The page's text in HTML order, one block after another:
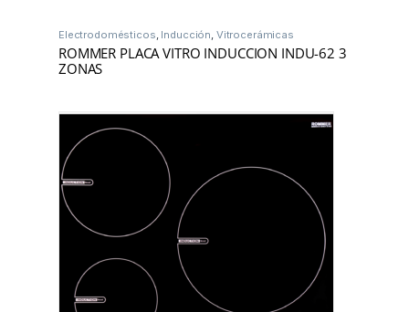
Electrodomésticos, Inducción, Vitrocerámicas
ROMMER PLACA VITRO INDUCCION INDU-62 3
ZONAS